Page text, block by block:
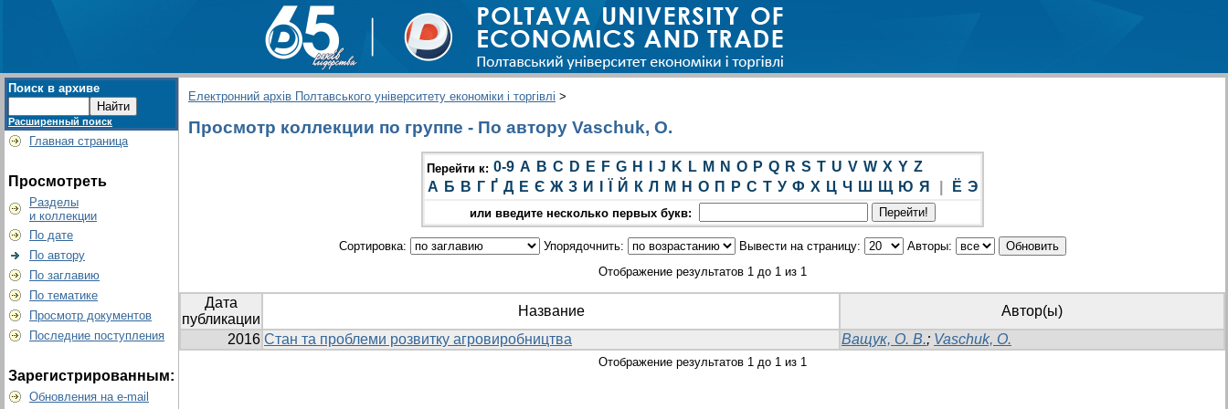
Поиск в архиве
Расширенный поиск
Главная страница
Просмотреть
Разделы
и коллекции
По дате
По автору
По заглавию
По тематике
Просмотр документов
Последние поступления
Зарегистрированным:
Обновления на e-mail
Електронний архів Полтавського університету економіки і торгівлі >
Просмотр коллекции по группе - По автору Vaschuk, О.
Перейти к: 0-9 A B C D E F G H J K L M N O P Q R S T U V W X Y Z
А Б В Г Ґ Д Е Є Ж З И Й К Л М Н О П Р С Т У Ф Х Ц Ч Ш Щ Ю Я Ё Э
или введите несколько первых букв:
Сортировка: Упорядочнить: Вывести на страницу:
Авторы:
Отображение результатов 1 до 1 из 1
Дата
публикации
Название
Автор(ы)
2016 Стан та проблеми розвитку агровиробництва Ващук, О. В.; Vaschuk, О.
Отображение результатов 1 до 1 из 1